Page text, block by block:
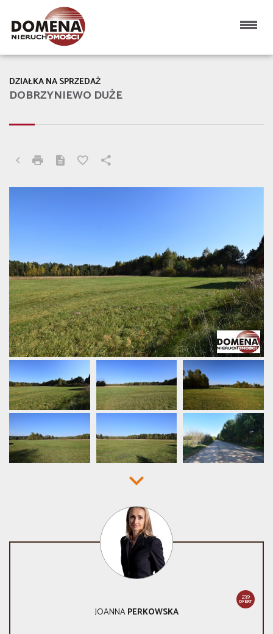
DOBRZYNIEWO DUŻE
DZIAŁKA NA SPRZEDAŻ
239
OFERT
JOANNAPERKOWSKA